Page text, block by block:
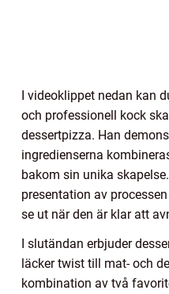
I videoklippet nedan kan
och professionell kock
dessertpizza. Han
ingredienserna
bakom sin unika
presentation av
se ut när den är klar att
I slutändan erbjuder
läcker twist till mat- och
kombination av två